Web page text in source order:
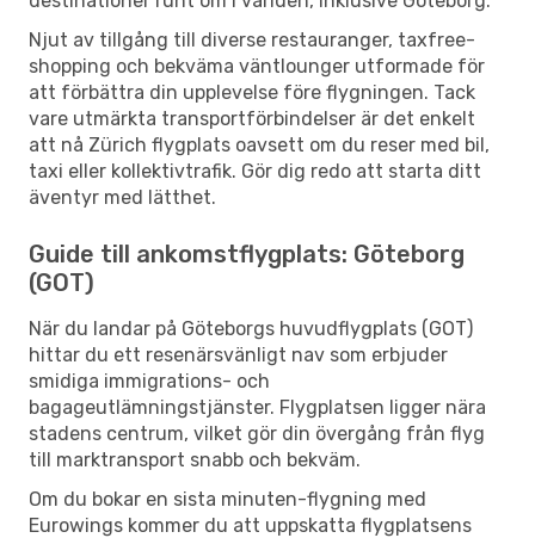
Njut av tillgång till diverse restauranger, taxfree-
shopping och bekväma väntlounger utformade för
att förbättra din upplevelse före flygningen. Tack
vare utmärkta transportförbindelser är det enkelt
att nå Zürich flygplats oavsett om du reser med bil,
taxi eller kollektivtrafik. Gör dig redo att starta ditt
äventyr med lätthet.
Guide till ankomstflygplats: Göteborg
(GOT)
När du landar på Göteborgs huvudflygplats (GOT)
hittar du ett resenärsvänligt nav som erbjuder
smidiga immigrations- och
bagageutlämningstjänster. Flygplatsen ligger nära
stadens centrum, vilket gör din övergång från flyg
till marktransport snabb och bekväm.
Om du bokar en sista minuten-flygning med
Eurowings kommer du att uppskatta flygplatsens